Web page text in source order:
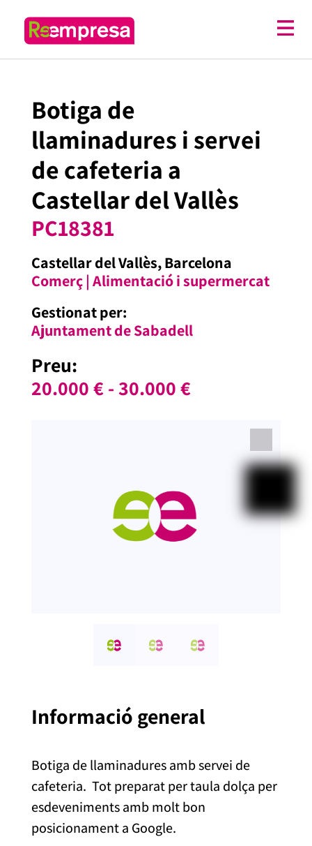
Botiga de
llaminadures i servei
de cafeteria a
Castellar del Vallès
PC18381
Castellar del Vallès,Barcelona
Comerç| Alimentació i supermercat
Gestionat per:
Ajuntament de Sabadell
Preu:
20.000 € - 30.000 €
Informació general
Botiga de llaminadures amb servei de
cafeteria. Tot preparat per taula dolça per
esdeveniments amb molt bon
posicionament a Google.